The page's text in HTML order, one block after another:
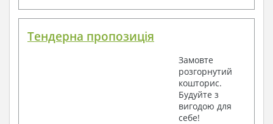
Тендерна пропозиція
Замовте
розгорнутий
кошторис.
Будуйте з
вигодою для
себе!